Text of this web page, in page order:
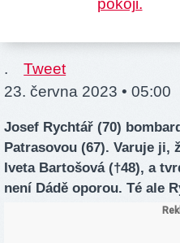
.
Tweet
23. června 2023 • 05:00
Josef Rychtář (70)
Patrasovou (67). Varuje ji,
Iveta Bartošová (†48), a
není Dádě oporou. Té ale